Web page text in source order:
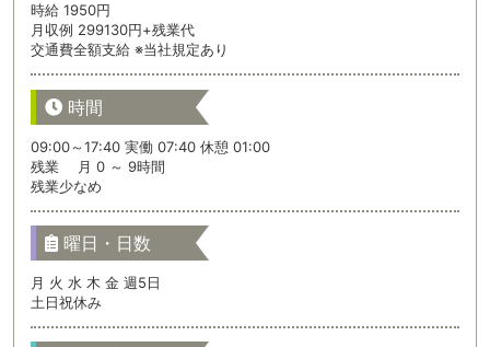
時給 1950円
月収例 299130円+残業代
交通費全額支給 ※当社規定あり
時間
09:00～17:40 実働 07:40 休憩 01:00
残業 月 0 ～ 9時間
残業少なめ
曜日・日数
月 火 水 木 金 週5日
土日祝休み